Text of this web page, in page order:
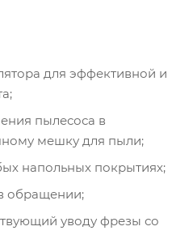
для эффективной и
пылесоса в
мешку для пыли;
напольных покрытиях;
обращении;
уводу фрезы со